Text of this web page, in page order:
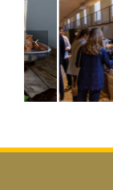
Catering para
Fiestas
Madrid